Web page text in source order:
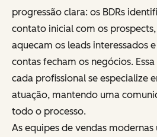
progressão clara: os BDRs
contato inicial com os prospects,
aquecam os leads interessados
contas fecham os negócios.
cada profissional se especialize
atuação, mantendo uma
todo o processo.
As equipes de vendas modernas